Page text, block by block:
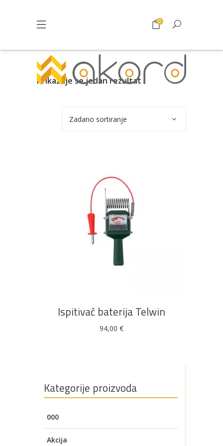
Pogledajte što je novo
u ponudi
Bijela
tehnika
Metalna Elektromaterijal
Vijčana Okovi
0
Prikazuje se jedan rezultat
Zadano sortiranje
DODAJ U KOŠARICU
Ispitivač baterija Telwin
94,00 €
Kategorije proizvoda
000
Akcija